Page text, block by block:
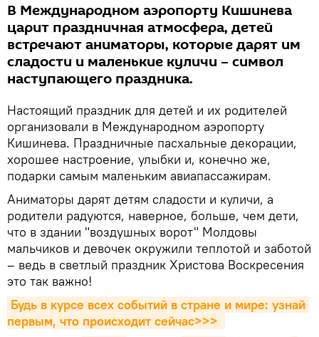
В Международном аэропорту Кишинева
царит праздничная атмосфера, детей
встречают аниматоры, которые дарят им
сладости и маленькие куличи – символ
наступающего праздника.
Настоящий праздник для детей и их родителей
организовали в Международном аэропорту
Кишинева. Праздничные пасхальные декорации,
хорошее настроение, улыбки и, конечно же,
подарки самым маленьким авиапассажирам.
Аниматоры дарят детям сладости и куличи, а
родители радуются, наверное, больше, чем дети,
что в здании "воздушных ворот" Молдовы
мальчиков и девочек окружили теплотой и заботой
– ведь в светлый праздник Христова Воскресения
это так важно!
Будь в курсе всех событий в стране и мире: узнай
первым, что происходит сейчаc>>>